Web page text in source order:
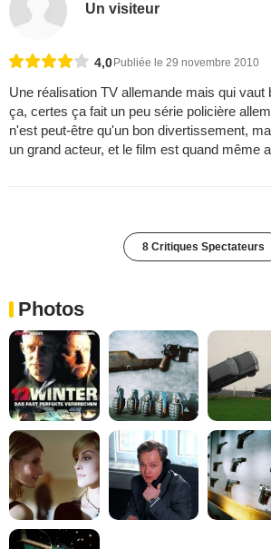
Un visiteur
4,0 Publiée le 29 novembre 2010
Une réalisation TV allemande mais qui vaut
ça, certes ça fait un peu série policière
n'est peut-être qu'un bon divertissement,
un grand acteur, et le film est quand même
8 Critiques Spectateurs
Photos